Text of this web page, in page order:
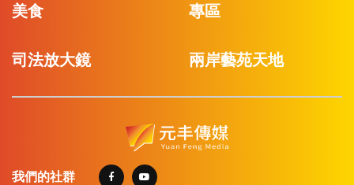
美食 專區
司法放大鏡 兩岸藝苑天地
我們的社群